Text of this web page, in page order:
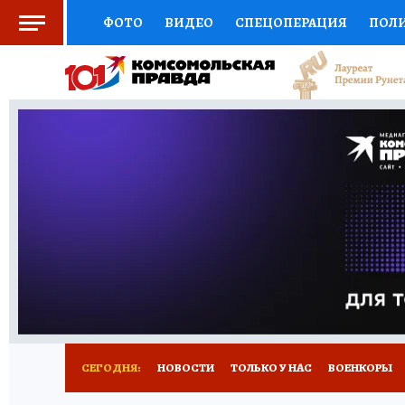
ФОТО ВИДЕО СПЕЦОПЕРАЦИЯ
СОЦПОДДЕРЖКА НАУКА СПОРТ
ВЫБОР ЭКСПЕРТОВ ДОКТОР
ПРОГНОЗЫ НА СПОРТ
НОВОЕ
СЕГОДНЯ: НОВОСТИ ТОЛЬКО У НАС ВОЕНКОРЫ